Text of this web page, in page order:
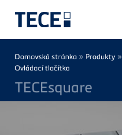
Breadcrumb
Domovská stránka » Produkty »
Ovládací tlačítka
TECEsquare